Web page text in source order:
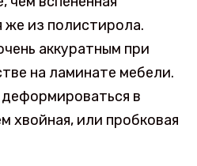
же из полистирола.
аккуратным при
на ламинате мебели.
в
хвойная, или пробковая